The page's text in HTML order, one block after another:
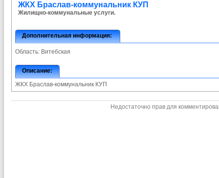
ЖКХ Браслав-коммунальник КУП
Жилищно-коммунальные услуги.
Дополнительная информация:
Область: Витебская
Описание:
ЖКХ Браслав-коммунальник КУП
Недостаточно прав для